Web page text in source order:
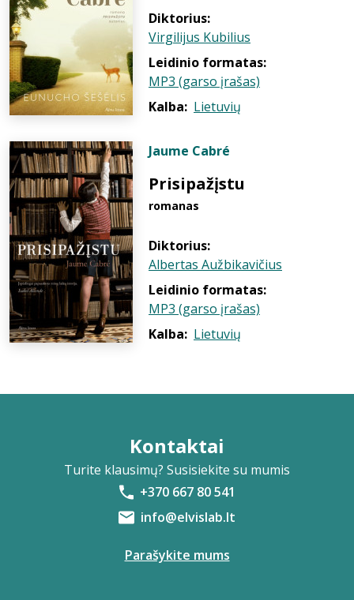
Diktorius:
Virgilijus Kubilius
Leidinio formatas:
MP3 (garso įrašas)
Kalba: Lietuvių
Jaume Cabré
Prisipažįstu
romanas
Diktorius:
Albertas Aužbikavičius
Leidinio formatas:
MP3 (garso įrašas)
Kalba: Lietuvių
Kontaktai
Turite klausimų? Susisiekite su mumis
+370 667 80 541
info@elvislab.lt
Parašykite mums